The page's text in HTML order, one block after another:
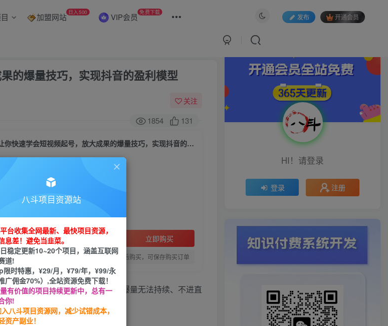
加盟网站 日入500 VIP会员 免费下载
发布 开通会员
的爆量技巧，实现抖音的盈利模型
关注
1854 131
短视频锤爆直播间：让你快速学会短视频起号，放大成果的爆量技巧，实现抖音的盈利模型
费后查看
立即购买
您当前未登录！建议登陆后购买，可保存购买订单
短视频卡播放量、标签不精准、爆量无法持续、不进直
HI！请登录
登录 注册
八斗项目资源站
台收集全网最新、最快项目资源，
息差！避免当韭菜。
稳定更新10~20个项目，涵盖互联网
道!
限时特惠，¥29/月，¥79/年，¥99/永
广佣金70%）,全站资源免费下载！
有价值的项目持续更新中，总有一
你!
八斗项目资源网，减少试错成本，
资产副业！